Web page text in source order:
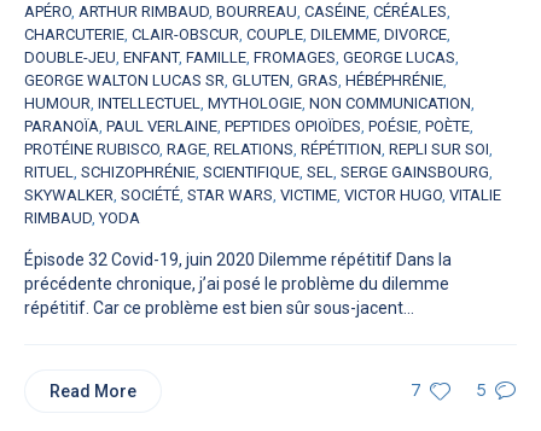
APÉRO, ARTHUR RIMBAUD, BOURREAU, CASÉINE, CÉRÉALES,
CHARCUTERIE, CLAIR-OBSCUR, COUPLE, DILEMME, DIVORCE,
DOUBLE-JEU, ENFANT, FAMILLE, FROMAGES, GEORGE LUCAS,
GEORGE WALTON LUCAS SR, GLUTEN, GRAS, HÉBÉPHRÉNIE,
HUMOUR, INTELLECTUEL, MYTHOLOGIE, NON COMMUNICATION,
PARANOÏA, PAUL VERLAINE, PEPTIDES OPIOÏDES, POÉSIE, POÈTE,
PROTÉINE RUBISCO, RAGE, RELATIONS, RÉPÉTITION, REPLI SUR SOI,
RITUEL, SCHIZOPHRÉNIE, SCIENTIFIQUE, SEL, SERGE GAINSBOURG,
SKYWALKER, SOCIÉTÉ, STAR WARS, VICTIME, VICTOR HUGO, VITALIE
RIMBAUD,YODA
Épisode 32 Covid-19, juin 2020 Dilemme répétitif Dans la
précédente chronique, j’ai posé le problème du dilemme
répétitif. Car ce problème est bien sûr sous-jacent...
7 5
Read More